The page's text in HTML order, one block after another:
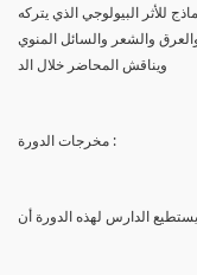
للأثر البيولوجي الذي يتركه
والشعر والسائل المنوي
ويناقش المحاضر خلال الد
مخرجات الدورة :